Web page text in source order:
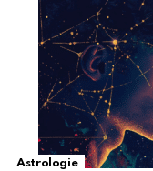
Astrologie